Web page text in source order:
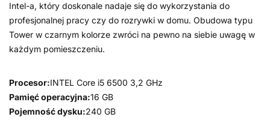
Intel-a, który doskonale nadaje się do wykorzystania do
profesjonalnej pracy czy do rozrywki w domu. Obudowa typu
Tower w czarnym kolorze zwróci na pewno na siebie uwagę w
każdym pomieszczeniu.
Procesor:INTEL Core i5 6500 3,2 GHz
Pamięć operacyjna:16 GB
Pojemność dysku:240 GB